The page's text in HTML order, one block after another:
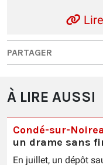
PARTAGER
À LIRE AUSSI
Condé-sur-
un drame sans
En juillet, un dépôt